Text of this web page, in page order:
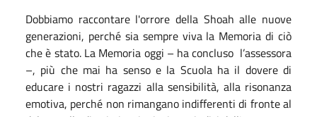
Dobbiamo raccontare l'orrore della Shoah alle nuove
generazioni, perché sia sempre viva la Memoria di ciò
che è stato. La Memoria oggi – ha concluso ­ l’assessora
–, più che mai ha senso e la Scuola ha il dovere di
educare i nostri ragazzi alla sensibilità, alla risonanza
emotiva, perché non rimangano indifferenti di fronte al